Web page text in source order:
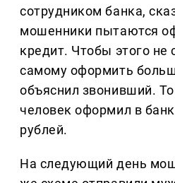
сотрудником банка,
мошенники пытаются
кредит. Чтобы этого не
самому оформить
объяснил звонивший.
человек оформил в
рублей.
На следующий день